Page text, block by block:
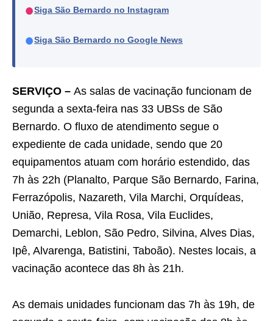
●Siga São Bernardo no Instagram
●Siga São Bernardo no Google News
SERVIÇO – As salas de vacinação funcionam de
segunda a sexta-feira nas 33 UBSs de São
Bernardo. O fluxo de atendimento segue o
expediente de cada unidade, sendo que 20
equipamentos atuam com horário estendido, das
7h às 22h (Planalto, Parque São Bernardo, Farina,
Ferrazópolis, Nazareth, Vila Marchi, Orquídeas,
União, Represa, Vila Rosa, Vila Euclides,
Demarchi, Leblon, São Pedro, Silvina, Alves Dias,
Ipê, Alvarenga, Batistini, Taboão). Nestes locais, a
vacinação acontece das 8h às 21h.
As demais unidades funcionam das 7h às 19h, de